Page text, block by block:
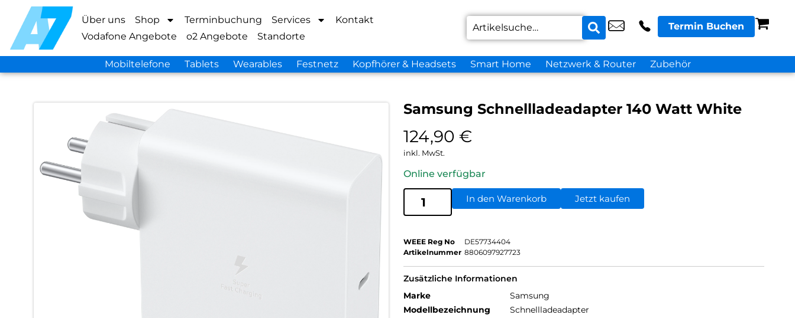
Über uns Shop Terminbuchung Services
Kontakt
Vodafone Angebote
o2 Angebote Standorte
Termin Buchen
Mobiltelefone Tablets Wearables Festnetz Kopfhörer & Headsets Smart Home Netzwerk & Router Zubehör
Samsung Schnellladeadapter 140 Watt White
124,90 €
inkl. MwSt.
Online verfügbar
In den Warenkorb Jetzt kaufen
WEEE Reg No
DE57734404
Artikelnummer 8806097927723
Zusätzliche Informationen
Marke
Samsung
Modellbezeichnung
Schnellladeadapter